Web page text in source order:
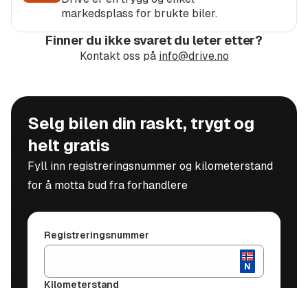
markedsplass for brukte biler.
Finner du ikke svaret du leter etter?
Kontakt oss på info@drive.no
Selg bilen din raskt, trygt og
helt gratis
Fyll inn registreringsnummer og kilometerstand
for å motta bud fra forhandlere
Registreringsnummer
Kilometerstand